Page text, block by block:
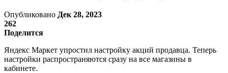
Опубликовано Дек 28, 2023
262
Поделится
Яндекс Маркет упростил настройку акций продавца. Теперь
настройки распространяются сразу на все магазины в
кабинете.